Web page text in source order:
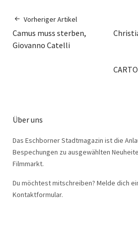
Vorheriger Artikel
Camus muss sterben,
Giovanno Catelli
Über uns
Das Eschborner Stadtmagazin ist die
Bespechungen zu ausgewählten
Filmmarkt.
Du möchtest mitschreiben? Melde dich
Kontaktformular.